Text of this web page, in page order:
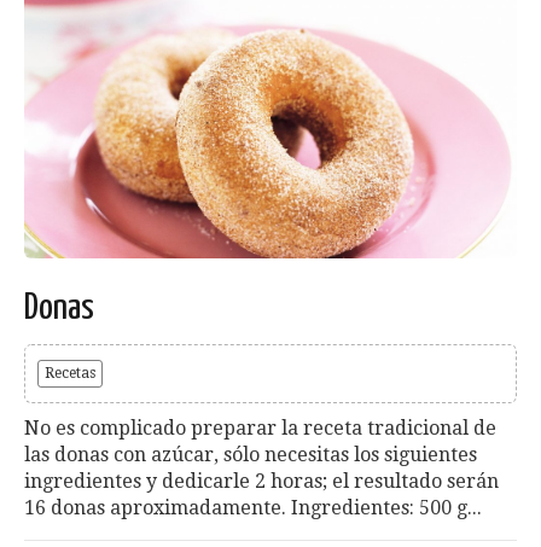
Donas
Recetas
No es complicado preparar la receta tradicional de
las donas con azúcar, sólo necesitas los siguientes
ingredientes y dedicarle 2 horas; el resultado serán
16 donas aproximadamente. Ingredientes: 500 g...